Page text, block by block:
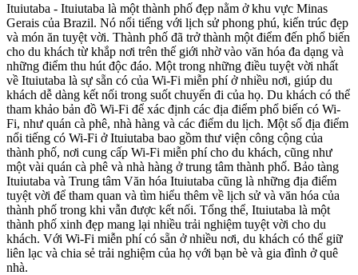
Ituiutaba - Ituiutaba là một thành phố đẹp nằm ở khu vực Minas
Gerais của Brazil. Nó nổi tiếng với lịch sử phong phú, kiến trúc đẹp
và món ăn tuyệt vời. Thành phố đã trở thành một điểm đến phổ biến
cho du khách từ khắp nơi trên thế giới nhờ vào văn hóa đa dạng và
những điểm thu hút độc đáo. Một trong những điều tuyệt vời nhất
về Ituiutaba là sự sẵn có của Wi-Fi miễn phí ở nhiều nơi, giúp du
khách dễ dàng kết nối trong suốt chuyến đi của họ. Du khách có thể
tham khảo bản đồ Wi-Fi để xác định các địa điểm phổ biến có Wi-
Fi, như quán cà phê, nhà hàng và các điểm du lịch. Một số địa điểm
nổi tiếng có Wi-Fi ở Ituiutaba bao gồm thư viện công cộng của
thành phố, nơi cung cấp Wi-Fi miễn phí cho du khách, cũng như
một vài quán cà phê và nhà hàng ở trung tâm thành phố. Bảo tàng
Ituiutaba và Trung tâm Văn hóa Ituiutaba cũng là những địa điểm
tuyệt vời để tham quan và tìm hiểu thêm về lịch sử và văn hóa của
thành phố trong khi vẫn được kết nối. Tổng thể, Ituiutaba là một
thành phố xinh đẹp mang lại nhiều trải nghiệm tuyệt vời cho du
khách. Với Wi-Fi miễn phí có sẵn ở nhiều nơi, du khách có thể giữ
liên lạc và chia sẻ trải nghiệm của họ với bạn bè và gia đình ở quê
nhà.